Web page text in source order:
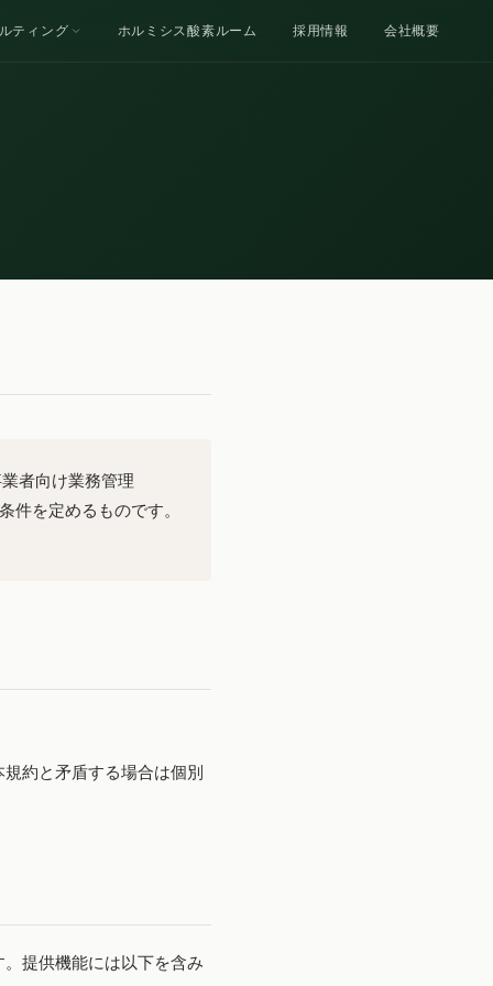
ティング ホルミシス酸素ルーム 採用情報 会社概要
者向け業務管理
件を定めるものです。
約と矛盾する場合は個別
提供機能には以下を含み